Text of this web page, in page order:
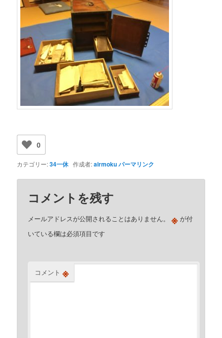
0
カテゴリー:34一休 作成者:airmokuパーマリンク
コメントを残す
メールアドレスが公開されることはありません。 ※ が付
いている欄は必須項目です
コメント ※